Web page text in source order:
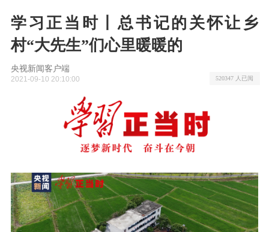
学习正当时丨总书记的关怀让乡
村“大先生”们心里暖暖的
央视新闻客户端
2021-09-10 20:10:00 520347 人已阅